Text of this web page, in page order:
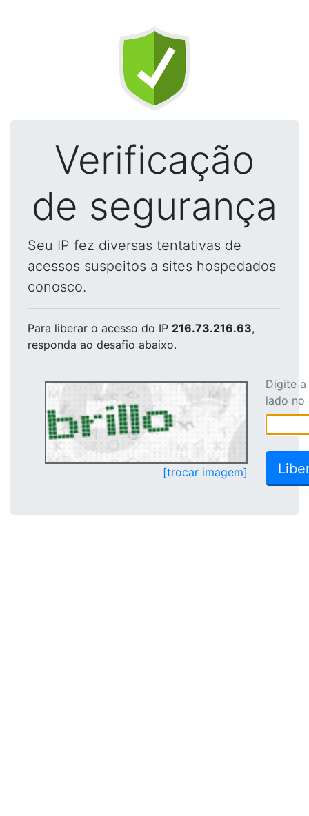
Verificação
de segurança
Seu IP fez diversas tentativas de
acessos suspeitos a sites hospedados
conosco.
Para liberar o acesso do IP 216.73.216.63,
responda ao desafio abaixo.
[trocar imagem]
Digite
lado no